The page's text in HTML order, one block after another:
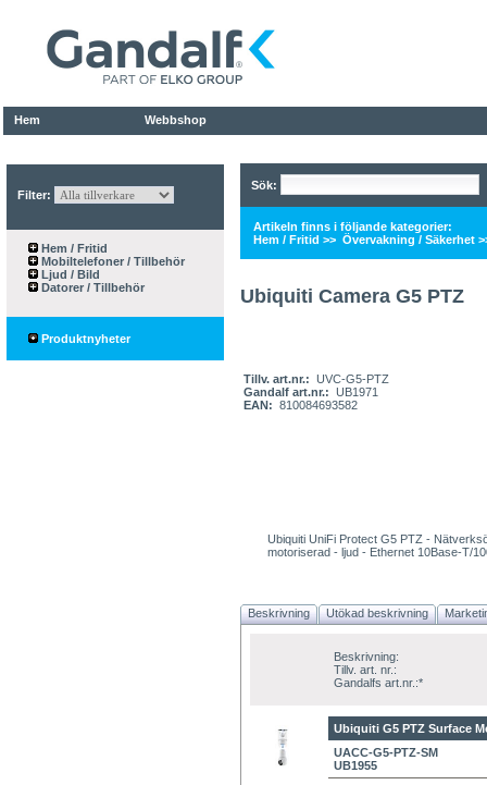
Hem Webbshop
Filter:
Hem / Fritid
Mobiltelefoner / Tillbehör
Ljud / Bild
Datorer / Tillbehör
Produktnyheter
Sök:
Artikeln finns i följande kategorier:
Hem / Fritid >> Övervakning / Säkerhet
Ubiquiti Camera G5 PTZ
Tillv. art.nr.: UVC-G5-PTZ
Gandalf art.nr.: UB1971
EAN: 810084693582
Ubiquiti UniFi Protect G5 PTZ -
motoriserad - ljud - Ethernet 10Base-T/
Beskrivning Utökad beskrivning
Beskrivning:
Tillv. art. nr.:
Gandalfs art.nr.:*
Ubiquiti G5 PTZ Surface
UACC-G5-PTZ-SM
UB1955